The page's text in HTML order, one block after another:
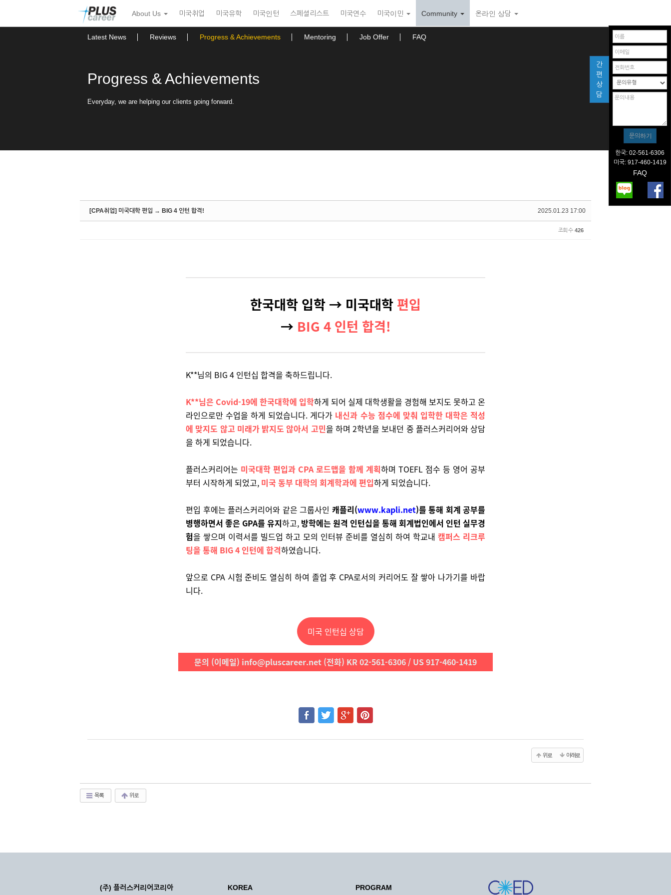
뉴
토
About Us 미국취업 미국유학 미국인턴 스페셜리스트 미국연수 미국이민 Community 온라인 상담
Latest News Reviews Progress & Achievements Mentoring Job Offer FAQ
Progress & Achievements
Everyday, we are helping our clients going forward.
2025.01.23 17:00
[CPA취업] 미국대학 편입 → BIG 4 인턴 합격!
조회 수 426
한국대학 입학 → 미국대학 편입
→ BIG 4 인턴 합격!
K**님의 BIG 4 인턴십 합격을 축하드립니다.
K**님은 Covid-19에 한국대학에 입학하게 되어 실제 대학생활을 경험해 보지도 못하고 온
라인으로만 수업을 하게 되었습니다. 게다가 내신과 수능 점수에 맞춰 입학한 대학은 적성
에 맞지도 않고 미래가 밝지도 않아서 고민을 하며 2학년을 보내던 중 플러스커리어와 상담
을 하게 되었습니다.
플러스커리어는 미국대학 편입과 CPA 로드맵을 함께 계획하며 TOEFL 점수 등 영어 공부
부터 시작하게 되었고, 미국 동부 대학의 회계학과에 편입하게 되었습니다.
편입 후에는 플러스커리어와 같은 그룹사인 캐플리(www.kapli.net)를 통해 회계 공부를
병행하면서 좋은 GPA를 유지하고, 방학에는 원격 인턴십을 통해 회계법인에서 인턴 실무경
험을 쌓으며 이력서를 빌드업 하고 모의 인터뷰 준비를 열심히 하여 학교내 캠퍼스 리크루
팅을 통해 BIG 4 인턴에 합격하였습니다.
앞으로 CPA 시험 준비도 열심히 하여 졸업 후 CPA로서의 커리어도 잘 쌓아 나가기를 바랍
니다.
미국 인턴십 상담
문의 (이메일) info@pluscareer.net (전화) KR 02-561-6306 / US 917-460-1419
위로 아래로
목록 위로
간
편
상
담
한국: 02-561-6306
미국: 917-460-1419
FAQ
(주) 플러스커리어코리아 KOREA PROGRAM